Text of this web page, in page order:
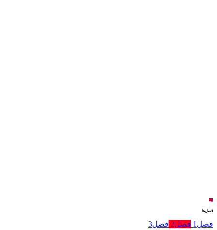
لغو
فصل‌ها
فصل 1 فصل2 فصل3